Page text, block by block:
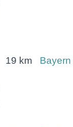
19 km Bayern